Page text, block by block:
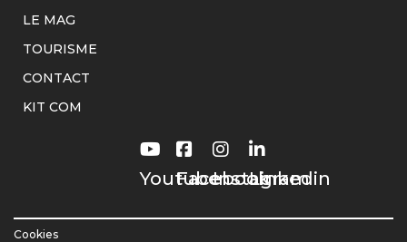
LE MAG
TOURISME
CONTACT
KIT COM
Youtube
Facebook
Instagram
Linkedin
Cookies